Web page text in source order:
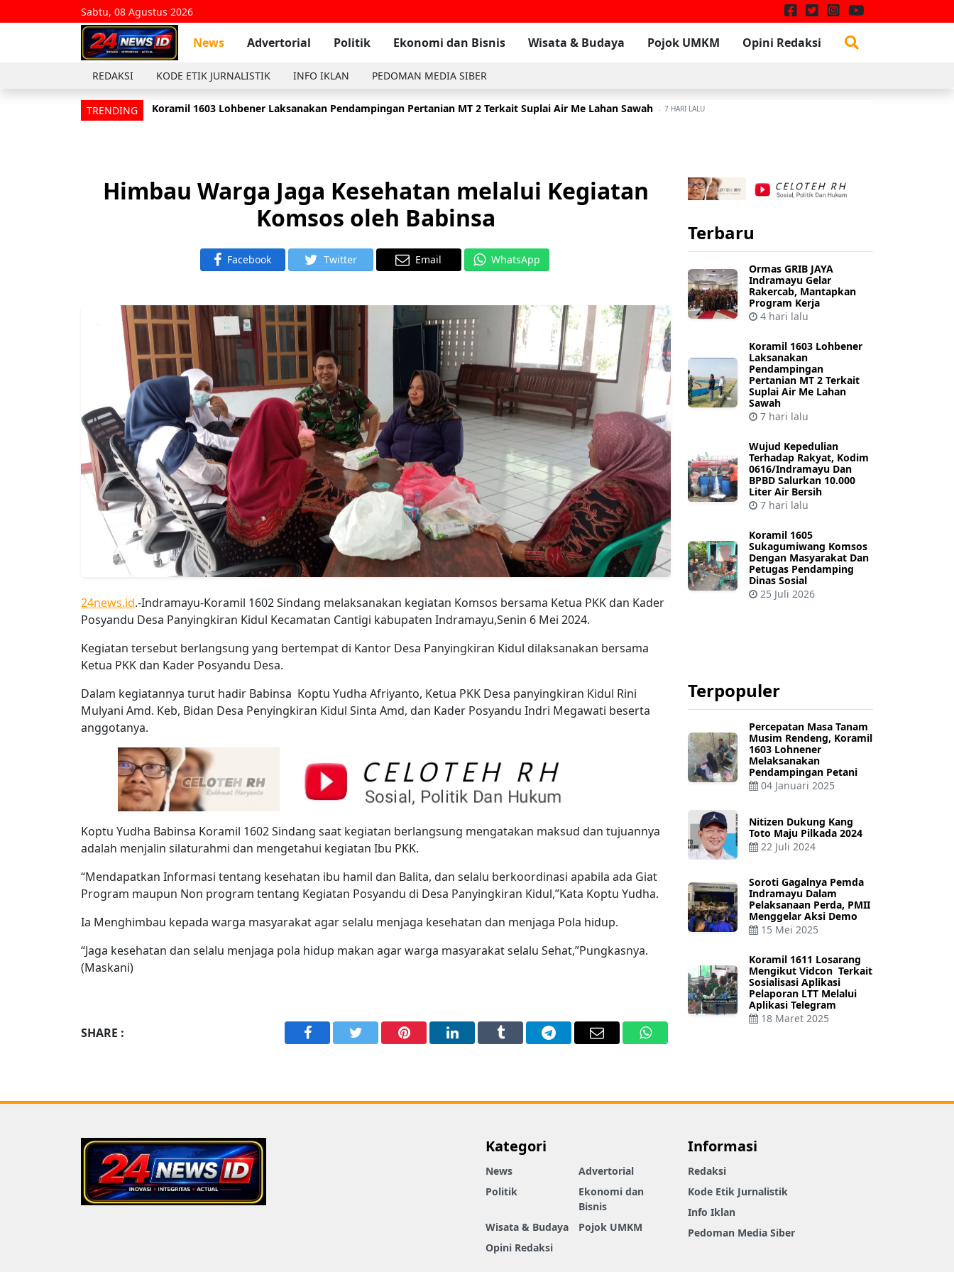
Sabtu, 08 Agustus 2026
News Advertorial Politik Ekonomi dan Bisnis Wisata & Budaya Pojok UMKM Opini Redaksi
REDAKSI KODE ETIK JURNALISTIK INFO IKLAN PEDOMAN MEDIA SIBER
TRENDING Koramil 1603 Lohbener Laksanakan Pendampingan Pertanian MT 2 Terkait Suplai Air Me Lahan Sawah 7 HARI LALU
Anggota Koramil 1601/Indramayu Komsos Dengan Masyarakat Di Wilayah Binaan Desa Tambak 23 JULI 2026
Himbau Warga Jaga Kesehatan melalui Kegiatan
Komsos oleh Babinsa
Facebook Twitter Email WhatsApp
24news.id.-Indramayu-Koramil 1602 Sindang melaksanakan kegiatan Komsos bersama Ketua PKK dan Kader
Posyandu Desa Panyingkiran Kidul Kecamatan Cantigi kabupaten Indramayu,Senin 6 Mei 2024.
Kegiatan tersebut berlangsung yang bertempat di Kantor Desa Panyingkiran Kidul dilaksanakan bersama
Ketua PKK dan Kader Posyandu Desa.
Dalam kegiatannya turut hadir Babinsa Koptu Yudha Afriyanto, Ketua PKK Desa panyingkiran Kidul Rini
Mulyani Amd. Keb, Bidan Desa Penyingkiran Kidul Sinta Amd, dan Kader Posyandu Indri Megawati beserta
anggotanya.
Koptu Yudha Babinsa Koramil 1602 Sindang saat kegiatan berlangsung mengatakan maksud dan tujuannya
adalah menjalin silaturahmi dan mengetahui kegiatan Ibu PKK.
“Mendapatkan Informasi tentang kesehatan ibu hamil dan Balita, dan selalu berkoordinasi apabila ada Giat
Program maupun Non program tentang Kegiatan Posyandu di Desa Panyingkiran Kidul,”Kata Koptu Yudha.
Ia Menghimbau kepada warga masyarakat agar selalu menjaga kesehatan dan menjaga Pola hidup.
“Jaga kesehatan dan selalu menjaga pola hidup makan agar warga masyarakat selalu Sehat,”Pungkasnya.
(Maskani)
SHARE :
FacebookTwitterPinterestLinkedInTumblrTelegramEmail WhatsApp
Terbaru
Ormas GRIB JAYA
Indramayu Gelar
Rakercab, Mantapkan
Program Kerja
4 hari lalu
Koramil 1603 Lohbener
Laksanakan
Pendampingan
Pertanian MT 2 Terkait
Suplai Air Me Lahan
Sawah
7 hari lalu
Wujud Kepedulian
Terhadap Rakyat, Kodim
0616/Indramayu Dan
BPBD Salurkan 10.000
Liter Air Bersih
7 hari lalu
Koramil 1605
Sukagumiwang Komsos
Dengan Masyarakat Dan
Petugas Pendamping
Dinas Sosial
25 Juli 2026
Terpopuler
Percepatan Masa Tanam
Musim Rendeng, Koramil
1603 Lohnener
Melaksanakan
Pendampingan Petani
04 Januari 2025
Nitizen Dukung Kang
Toto Maju Pilkada 2024
22 Juli 2024
Soroti Gagalnya Pemda
Indramayu Dalam
Pelaksanaan Perda, PMII
Menggelar Aksi Demo
15 Mei 2025
Koramil 1611 Losarang
Mengikut Vidcon Terkait
Sosialisasi Aplikasi
Pelaporan LTT Melalui
Aplikasi Telegram
18 Maret 2025
Kategori
News
Advertorial
Politik
Ekonomi dan
Bisnis
Wisata & Budaya
Pojok UMKM
Opini Redaksi
Informasi
Redaksi
Kode Etik Jurnalistik
Info Iklan
Pedoman Media Siber